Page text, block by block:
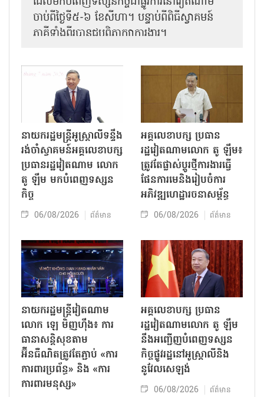
ចាប់ពីថ្ងៃទី៥-៦ ខែសីហា។ បន្ទាប់ពីពិធីស្វាគមន៍
ភាគីទាំងពីរបានជួបពិភាក្សាការងារ​។
នាយករដ្ឋមន្ត្រីអូស្ត្រាលីទន្ទឹង
រង់ចាំស្វាគមន៍អគ្គលេខាបក្ស
ប្រធានរដ្ឋវៀតណាម លោក
តូ ឡឹម មកបំពេញទស្សន
កិច្ច
06/08/2026 ព័ត៌មាន
អគ្គលេខាបក្ស ប្រធាន
រដ្ឋវៀតណាមលោក តូ ឡឹម៖
ត្រូវតែផ្លាស់ប្ដូរថ្មីការងារធ្វើ
ផែនការមេនិងរៀបចំការ
អភិវឌ្ឍហេដ្ឋារចនាសម្ព័ន្ធ
06/08/2026 ព័ត៌មាន
នាយករដ្ឋមន្ត្រីវៀតណាម
លោក ឡេ មិញហ៊ឹង៖ ការ
ធានាសន្តិសុខតាម
អ៊ីនធឺណិតត្រូវតែភ្ជាប់ «ការ
ការពារប្រព័ន្ធ» និង «ការ
ការពារមនុស្ស»
អគ្គលេខាបក្ស ប្រធាន
រដ្ឋវៀតណាមលោក តូ ឡឹម
នឹងអញ្ជើញបំពេញទស្សន
កិច្ចផ្លូវរដ្ឋនៅអូស្ត្រាលីនិង
នូវែលសេឡង់
06/08/2026 ព័ត៌មាន